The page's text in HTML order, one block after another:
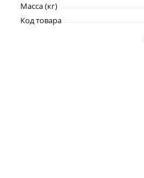
Масса (кг)
Код товара